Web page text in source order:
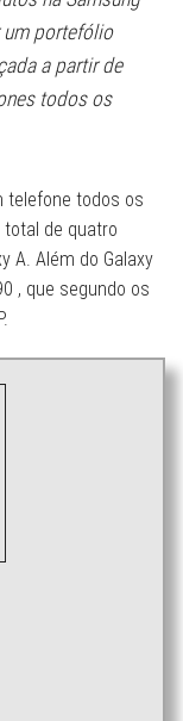
um portefólio
a partir de
todos os
telefone todos os
de quatro
A. Além do Galaxy
, que segundo os